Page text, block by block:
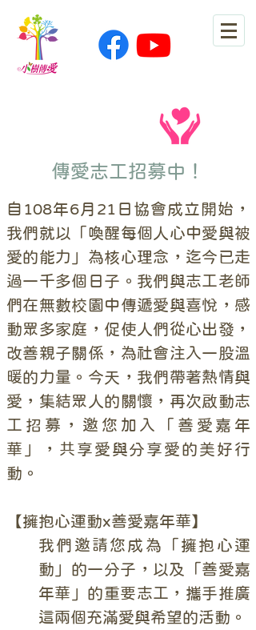
​傳愛志工招募中！
自108年6月21日協會成立開始，
我們就以「喚醒每個人心中愛與被
愛的能力」為核心理念，迄今已走
過一千多個日子。我們與志工老師
們在無數校園中傳遞愛與喜悅，感
動眾多家庭，促使人們從心出發，
改善親子關係，為社會注入一股溫
暖的力量。今天，我們帶著熱情與
愛，集結眾人的關懷，再次啟動志
工招募，邀您加入「善愛嘉年
華」，共享愛與分享愛的美好行
動。
【擁抱心運動x善愛嘉年華】
我們邀請您成為「擁抱心運
動」的一分子，以及「善愛嘉
年華」的重要志工，攜手推廣
這兩個充滿愛與希望的活動。